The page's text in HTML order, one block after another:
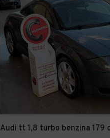
Audi tt 1,8 turbo benzina 179